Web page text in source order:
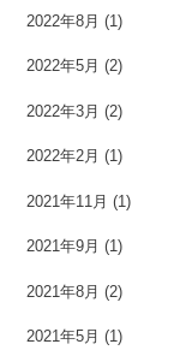
2022年8月 (1)
2022年5月 (2)
2022年3月 (2)
2022年2月 (1)
2021年11月 (1)
2021年9月 (1)
2021年8月 (2)
2021年5月 (1)